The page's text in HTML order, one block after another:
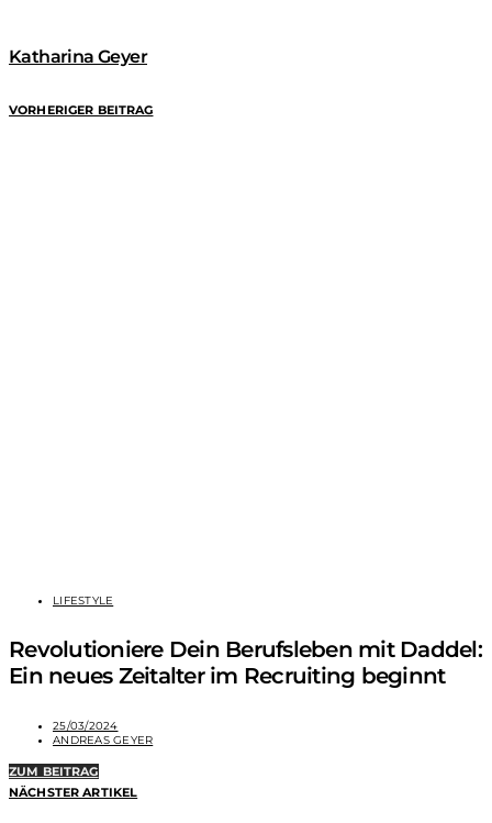
Katharina Geyer
VORHERIGER BEITRAG
LIFESTYLE
Revolutioniere Dein Berufsleben mit Daddel:
Ein neues Zeitalter im Recruiting beginnt
25/03/2024
ANDREAS GEYER
ZUM BEITRAG
NÄCHSTER ARTIKEL